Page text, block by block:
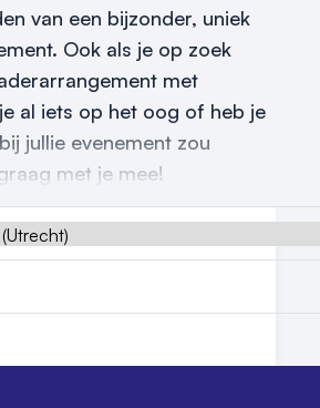
van een bijzonder, uniek
Ook als je op zoek
met
al iets op het oog of heb je
jullie evenement zou
met je mee!